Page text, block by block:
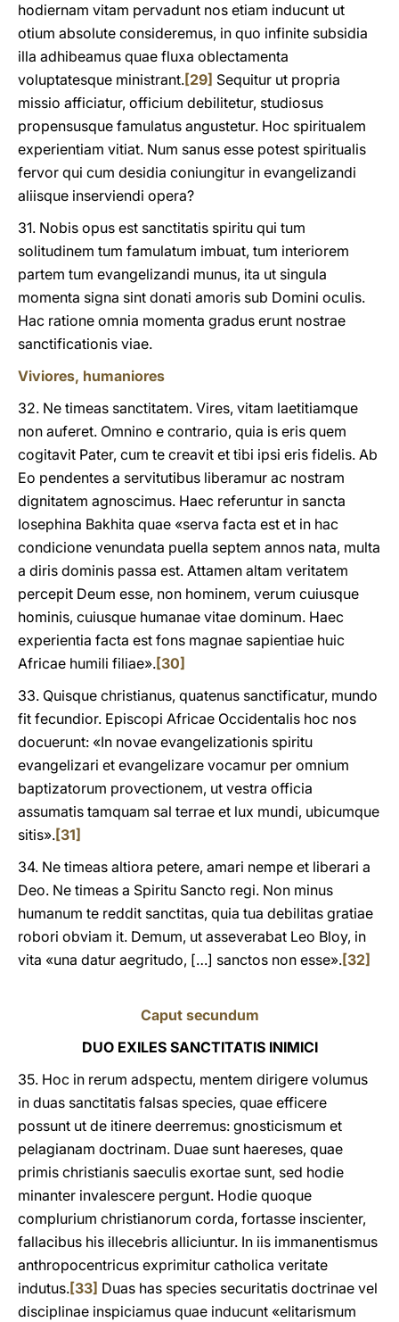
hodiernam vitam pervadunt nos etiam inducunt ut
otium absolute consideremus, in quo infinite subsidia
illa adhibeamus quae fluxa oblectamenta
voluptatesque ministrant.[29] Sequitur ut propria
missio afficiatur, officium debilitetur, studiosus
propensusque famulatus angustetur. Hoc spiritualem
experientiam vitiat. Num sanus esse potest spiritualis
fervor qui cum desidia coniungitur in evangelizandi
aliisque inserviendi opera?
31. Nobis opus est sanctitatis spiritu qui tum
solitudinem tum famulatum imbuat, tum interiorem
partem tum evangelizandi munus, ita ut singula
momenta signa sint donati amoris sub Domini oculis.
Hac ratione omnia momenta gradus erunt nostrae
sanctificationis viae.
Viviores, humaniores
32. Ne timeas sanctitatem. Vires, vitam laetitiamque
non auferet. Omnino e contrario, quia is eris quem
cogitavit Pater, cum te creavit et tibi ipsi eris fidelis. Ab
Eo pendentes a servitutibus liberamur ac nostram
dignitatem agnoscimus. Haec referuntur in sancta
Iosephina Bakhita quae «serva facta est et in hac
condicione venundata puella septem annos nata, multa
a diris dominis passa est. Attamen altam veritatem
percepit Deum esse, non hominem, verum cuiusque
hominis, cuiusque humanae vitae dominum. Haec
experientia facta est fons magnae sapientiae huic
Africae humili filiae».[30]
33. Quisque christianus, quatenus sanctificatur, mundo
fit fecundior. Episcopi Africae Occidentalis hoc nos
docuerunt: «In novae evangelizationis spiritu
evangelizari et evangelizare vocamur per omnium
baptizatorum provectionem, ut vestra officia
assumatis tamquam sal terrae et lux mundi, ubicumque
sitis».[31]
34. Ne timeas altiora petere, amari nempe et liberari a
Deo. Ne timeas a Spiritu Sancto regi. Non minus
humanum te reddit sanctitas, quia tua debilitas gratiae
robori obviam it. Demum, ut asseverabat Leo Bloy, in
vita «una datur aegritudo, […] sanctos non esse».[32]
Caput secundum
DUO EXILES SANCTITATIS INIMICI
35. Hoc in rerum adspectu, mentem dirigere volumus
in duas sanctitatis falsas species, quae efficere
possunt ut de itinere deerremus: gnosticismum et
pelagianam doctrinam. Duae sunt haereses, quae
primis christianis saeculis exortae sunt, sed hodie
minanter invalescere pergunt. Hodie quoque
complurium christianorum corda, fortasse inscienter,
fallacibus his illecebris alliciuntur. In iis immanentismus
anthropocentricus exprimitur catholica veritate
indutus.[33] Duas has species securitatis doctrinae vel
disciplinae inspiciamus quae inducunt «elitarismum